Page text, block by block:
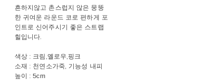
흔하지않고 촌스럽지 않은 뭉뚱
한 귀여운 라운드 코로 편하게 포
인트로 신어주시기 좋은 스트랩
힐입니다.
색상 : 크림,옐로우,핑크
소재 : 천연소가죽, 기능성 내피
높이 : 5cm